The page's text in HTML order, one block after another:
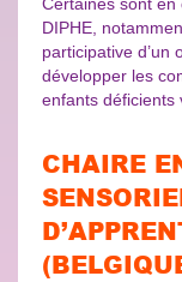
DIPHE,
participative d’un
développer les
enfants déficients
CHAIRE